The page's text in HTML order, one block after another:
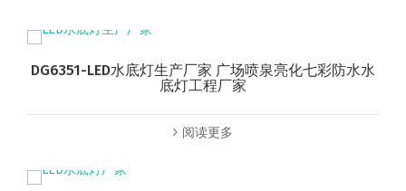
DG6351-LED水底灯生产厂家 广场喷泉亮化七彩防水水
底灯工程厂家
阅读更多